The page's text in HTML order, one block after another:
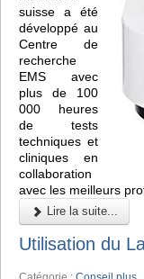
suisse a été
développé au
Centre de
recherche
EMS avec
plus de 100
000 heures
de tests
techniques et
cliniques en
collaboration
avec les meilleurs
Lire la suite...
Utilisation du